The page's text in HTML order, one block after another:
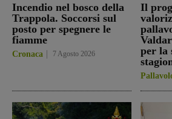
Incendio nel bosco della
Trappola. Soccorsi sul
posto per spegnere le
fiamme
Cronaca 7 Agosto 2026
Il
per la